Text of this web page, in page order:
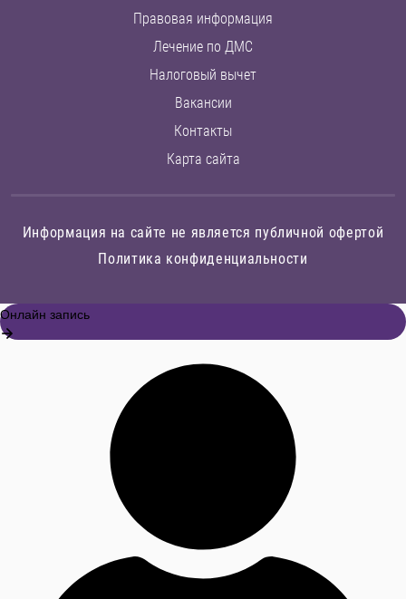
Правовая информация
Лечение по ДМС
Налоговый вычет
Вакансии
Контакты
Карта сайта
Информация на сайте не является публичной офертой
Политика конфиденциальности